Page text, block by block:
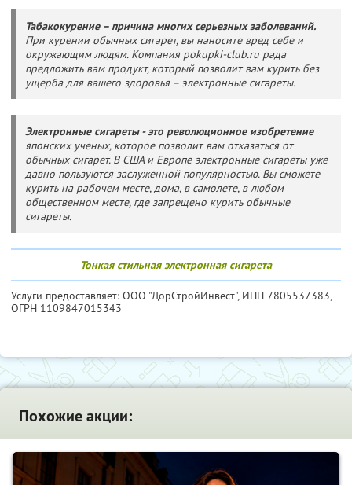
Табакокурение – причина многих серьезных заболеваний.
При курении обычных сигарет, вы наносите вред себе и
окружающим людям. Компания pokupki-club.ru рада
предложить вам продукт, который позволит вам курить без
ущерба для вашего здоровья – электронные сигареты.
Электронные сигареты - это революционное изобретение
японских ученых, которое позволит вам отказаться от
обычных сигарет. В США и Европе электронные сигареты уже
давно пользуются заслуженной популярностью. Вы сможете
курить на рабочем месте, дома, в самолете, в любом
общественном месте, где запрещено курить обычные
сигареты.
Тонкая стильная электронная сигарета
Услуги предоставляет: ООО "ДорСтройИнвест", ИНН 7805537383,
ОГРН 1109847015343
Похожие акции: